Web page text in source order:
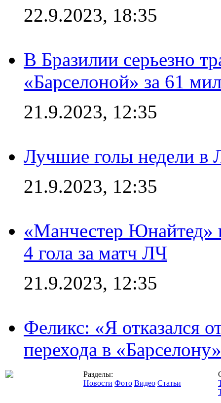
22.9.2023, 18:35
В Бразилии серьезно
«Барселоной» за 61
21.9.2023, 12:35
Лучшие голы недели в
21.9.2023, 12:35
«Манчестер Юнайтед»
4 гола за матч ЛЧ
21.9.2023, 12:35
Феликс: «Я отказался
перехода в «Барселону»
Разделы:
Новости Фото Видео Статьи